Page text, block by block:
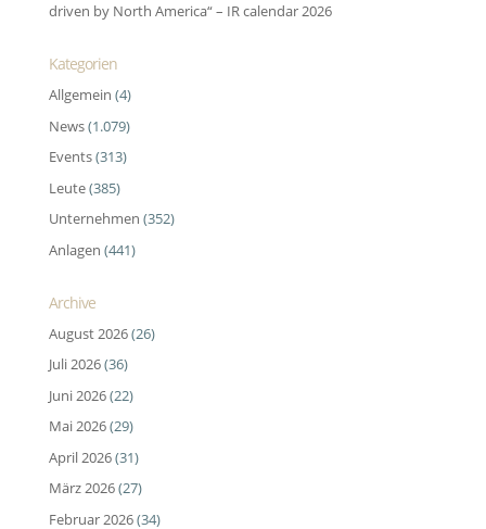
driven by North America“ – IR calendar 2026
Kategorien
Allgemein (4)
News(1.079)
Events(313)
Leute(385)
Unternehmen (352)
Anlagen (441)
Archive
August 2026(26)
Juli 2026(36)
Juni 2026(22)
Mai 2026(29)
April 2026(31)
März 2026(27)
Februar 2026(34)